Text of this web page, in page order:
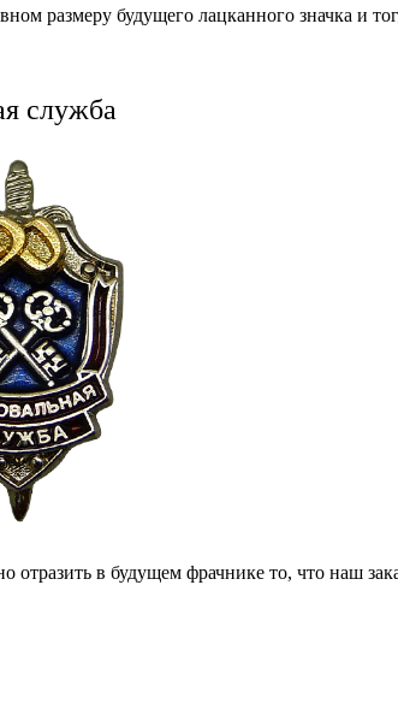
размеру будущего лацканного значка и
служба
в будущем фрачнике то, что наш